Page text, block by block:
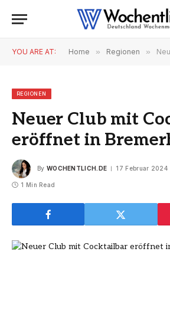
YOU ARE AT: Home » Regionen » Neuer
REGIONEN
Neuer Club mit
eröffnet in
By WOCHENTLICH.DE 17 Februar 2024
1 Min Read